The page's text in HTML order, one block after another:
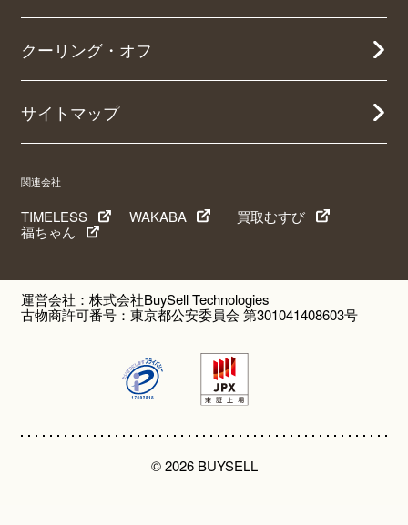
クーリング・オフ
サイトマップ
関連会社
TIMELESS WAKABA
買取むすび
福ちゃん
運営会社：株式会社BuySell Technologies
古物商許可番号：東京都公安委員会 第301041408603号
© 2026 BUYSELL